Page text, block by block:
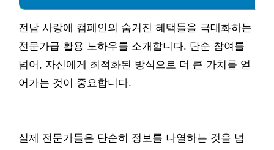
전남 사랑애 캠페인의 숨겨진 혜택들을 극대화하는
전문가급 활용 노하우를 소개합니다. 단순 참여를
넘어, 자신에게 최적화된 방식으로 더 큰 가치를 얻
어가는 것이 중요합니다.
실제 전문가들은 단순히 정보를 나열하는 것을 넘